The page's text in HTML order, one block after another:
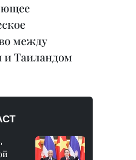
между
и Таиландом